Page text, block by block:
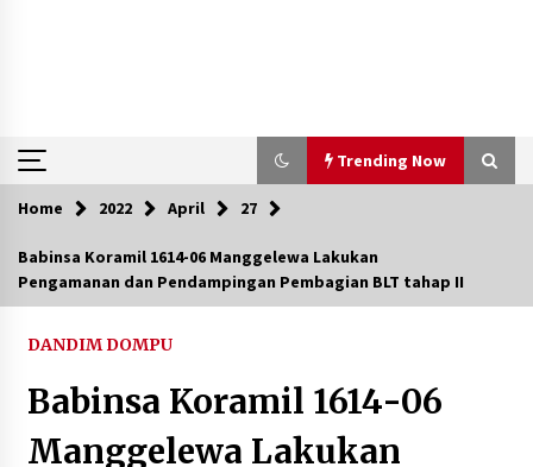
Trending Now
Trending Now
Aksi Penggerebekan Pengedar Sabu di Dompu,
Polsek Kempo Serahkan ODGJ ke Ketua DPRD
4 hari ago
Home 2022 April 27
Babinsa Koramil 1614-06 Manggelewa Lakukan
Pengamanan dan Pendampingan Pembagian BLT tahap II
DANDIM DOMPU
Babinsa Koramil 1614-06
Manggelewa Lakukan